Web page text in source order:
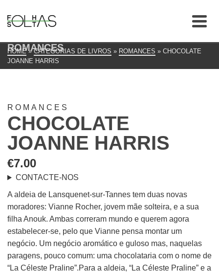
ROMANCES
HOME » CATEGORIAS DE LIVROS » ROMANCES » CHOCOLATE
JOANNE HARRIS
ROMANCES
CHOCOLATE
JOANNE HARRIS
€7.00
CONTACTE-NOS
A aldeia de Lansquenet-sur-Tannes tem duas novas
moradores: Vianne Rocher, jovem mãe solteira, e a sua
filha Anouk. Ambas correram mundo e querem agora
estabelecer-se, pelo que Vianne pensa montar um
negócio. Um negócio aromático e guloso mas, naquelas
paragens, pouco comum: uma chocolataria com o nome de
“La Céleste Praline”.Para a aldeia, “La Céleste Praline” e a